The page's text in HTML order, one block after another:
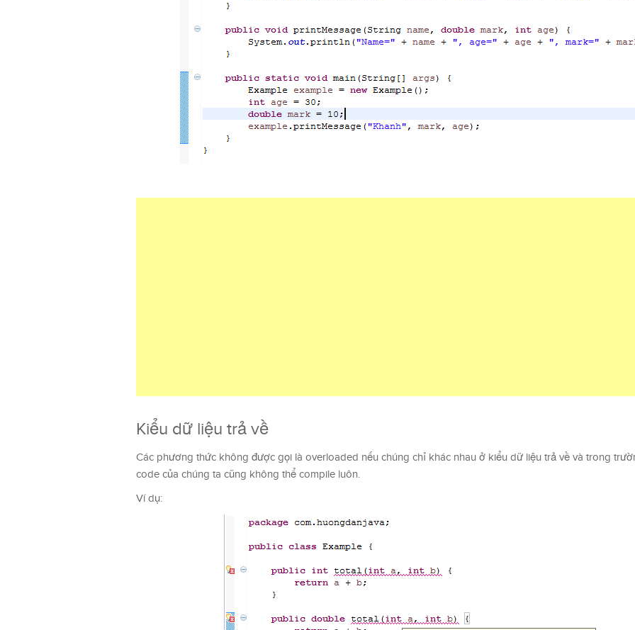
Kiểu dữ liệu trả về
Các phương thức không được gọi là overloaded nếu chúng chỉ khác nhau ở kiểu dữ liệu trả về và trong
code của chúng ta cũng không thể compile luôn.
Ví dụ: